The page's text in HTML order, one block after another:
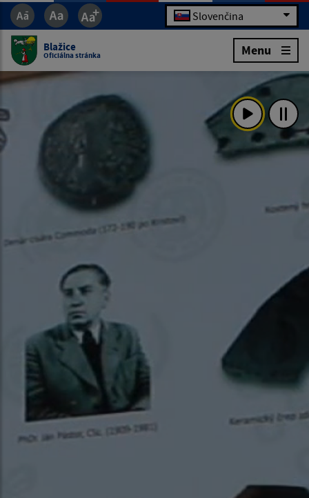
Slovenčina
Blažice
Oficiálna stránka Menu